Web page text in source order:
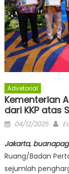
Advetorial
Kementerian
dari KKP atas
Posted
04/12/2025
Jakarta,
Ruang/Badan
sejumlah